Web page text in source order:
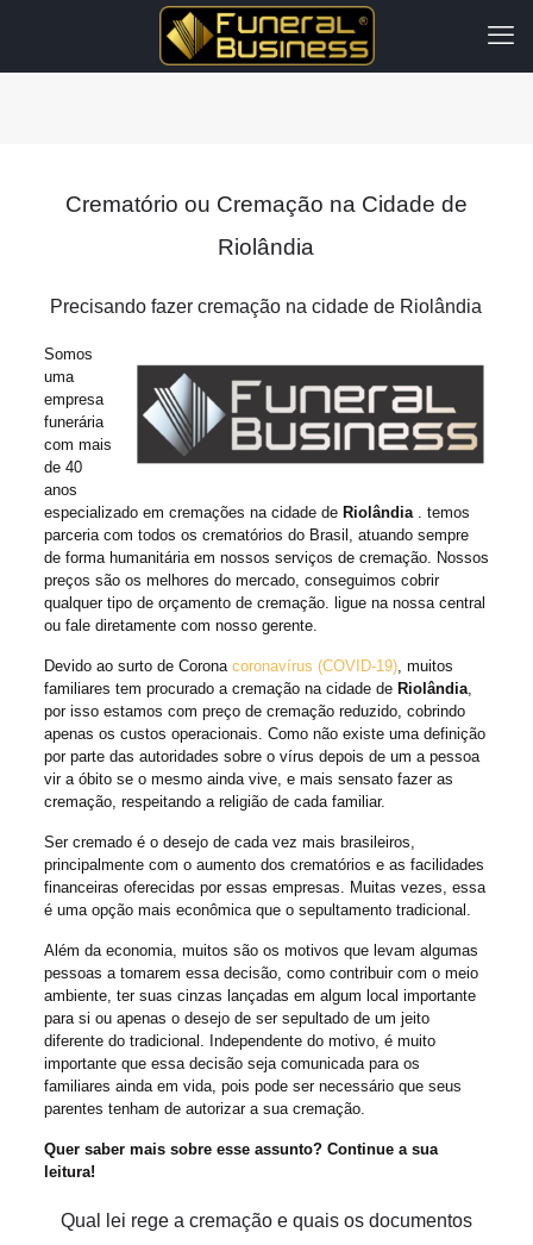
Crematório ou Cremação na Cidade de
Riolândia
Precisando fazer cremação na cidade de Riolândia
Somos
uma
empresa
funerária
com mais
de 40
anos
especializado em cremações na cidade de Riolândia. temos
parceria com todos os crematórios do Brasil, atuando sempre
de forma humanitária em nossos serviços de cremação. Nossos
preços são os melhores do mercado, conseguimos cobrir
qualquer tipo de orçamento de cremação. ligue na nossa central
ou fale diretamente com nosso gerente.
Devido ao surto de Corona coronavírus (COVID-19), muitos
familiares tem procurado a cremação na cidade de Riolândia,
por isso estamos com preço de cremação reduzido, cobrindo
apenas os custos operacionais. Como não existe uma definição
por parte das autoridades sobre o vírus depois de um a pessoa
vir a óbito se o mesmo ainda vive, e mais sensato fazer as
cremação, respeitando a religião de cada familiar.
Ser cremado é o desejo de cada vez mais brasileiros,
principalmente com o aumento dos crematórios e as facilidades
financeiras oferecidas por essas empresas. Muitas vezes, essa
é uma opção mais econômica que o sepultamento tradicional.
Além da economia, muitos são os motivos que levam algumas
pessoas a tomarem essa decisão, como contribuir com o meio
ambiente, ter suas cinzas lançadas em algum local importante
para si ou apenas o desejo de ser sepultado de um jeito
diferente do tradicional. Independente do motivo, é muito
importante que essa decisão seja comunicada para os
familiares ainda em vida, pois pode ser necessário que seus
parentes tenham de autorizar a sua cremação.
Quer saber mais sobre esse assunto? Continue a sua
leitura!
Qual lei rege a cremação e quais os documentos